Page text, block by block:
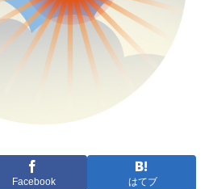
Facebook はてブ